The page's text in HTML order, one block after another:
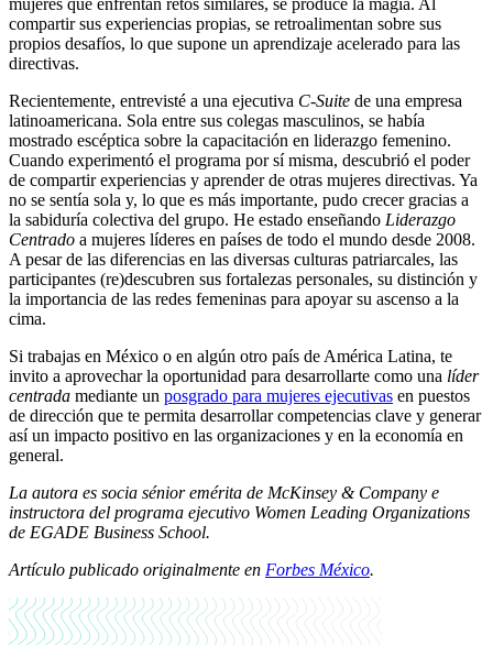
mujeres que enfrentan retos similares, se produce la magia. Al
compartir sus experiencias propias, se retroalimentan sobre sus
propios desafíos, lo que supone un aprendizaje acelerado para las
directivas.
Recientemente, entrevisté a una ejecutiva C-Suite de una empresa
latinoamericana. Sola entre sus colegas masculinos, se había
mostrado escéptica sobre la capacitación en liderazgo femenino.
Cuando experimentó el programa por sí misma, descubrió el poder
de compartir experiencias y aprender de otras mujeres directivas. Ya
no se sentía sola y, lo que es más importante, pudo crecer gracias a
la sabiduría colectiva del grupo. He estado enseñando Liderazgo
Centrado a mujeres líderes en países de todo el mundo desde 2008.
A pesar de las diferencias en las diversas culturas patriarcales, las
participantes (re)descubren sus fortalezas personales, su distinción y
la importancia de las redes femeninas para apoyar su ascenso a la
cima.
Si trabajas en México o en algún otro país de América Latina, te
invito a aprovechar la oportunidad para desarrollarte como una líder
centrada mediante un posgrado para mujeres ejecutivas en puestos
de dirección que te permita desarrollar competencias clave y generar
así un impacto positivo en las organizaciones y en la economía en
general.
La autora es socia sénior emérita de McKinsey & Company e
instructora del programa ejecutivo Women Leading Organizations
de EGADE Business School.
Artículo publicado originalmente en Forbes México.